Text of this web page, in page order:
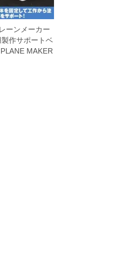
ーンメーカー
製作サポートベ
MAKER